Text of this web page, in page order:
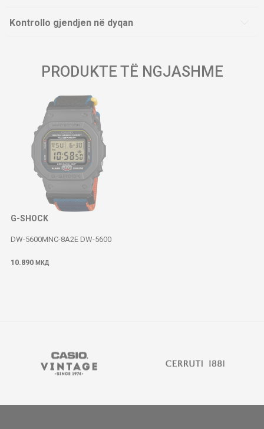
Kontrollo gjendjen në dyqan
PRODUKTE TË NGJASHME
G-SHOCK
DW-5600MNC-8A2E DW-5600
10.890 МКД